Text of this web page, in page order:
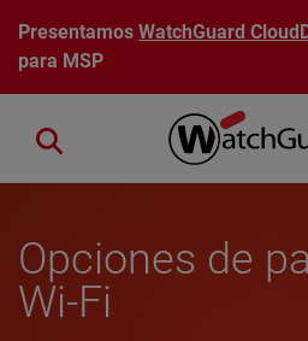
Pasar al contenido principal
PresentamosWatchGuard
para MSP
Close search
Opciones de
Wi-Fi